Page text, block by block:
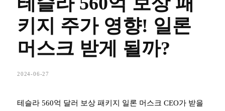
키지 주가 영향! 일론
머스크 받게 될까?
2024-06-27
테슬라 560억 달러 보상 패키지 일론 머스크 CEO가 받을